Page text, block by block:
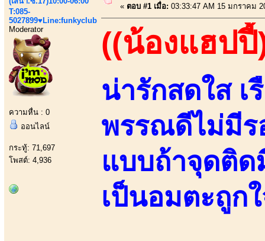
T:085-
5027899♥Line:funkyclub
Moderator
ความหื่น : 0
ออนไลน์
กระทู้: 71,697
โพสต์: 4,936
« ตอบ #1 เมื่อ: 03:33:47 AM 15 มกราคม
((น้องแฮปปี้
น่ารักสดใส เ
พรรณดีไม่มีร
แบบถ้าจุดติด
เป็นอมตะถูก